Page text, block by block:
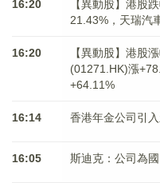
16:20
【異動股】港股
21.43%，天瑞汽
16:20
【異動股】港股
(01271.HK)漲
+64.11%
16:14 香港年金公司引
16:05 斯迪克：公司為